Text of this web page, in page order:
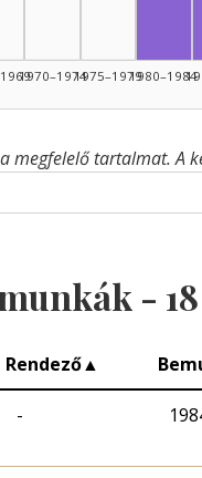
1970–19741975–19791980–1984
megfelelő tartalmat. A
- 18
Rendező▲
-